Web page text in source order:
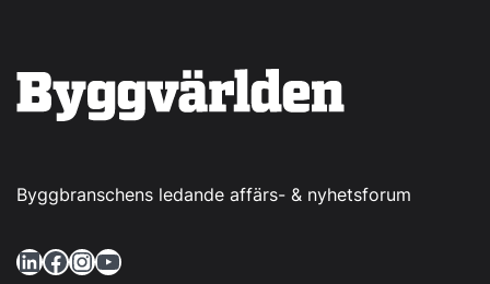
Byggbranschens ledande affärs- & nyhetsforum
LinkedIn Facebook InstagramYouTube